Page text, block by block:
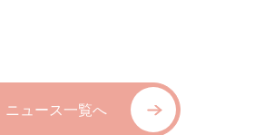
ニュース一覧へ